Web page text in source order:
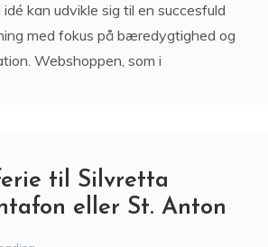
idé kan udvikle sig til en succesfuld
med fokus på bæredygtighed og
Webshoppen, som i
til Silvretta
eller St. Anton